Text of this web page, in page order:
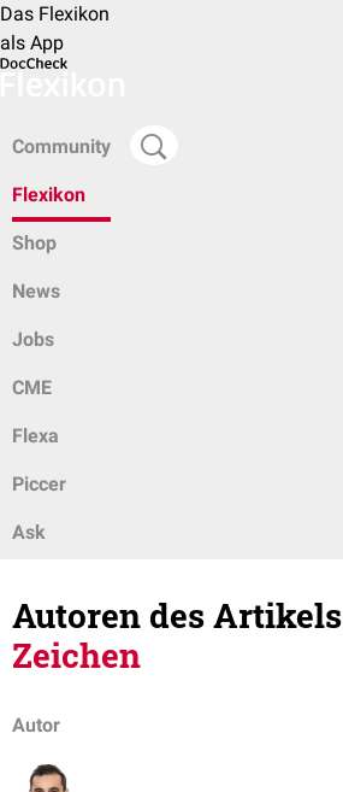
Das Flexikon
als App
Community
Flexikon
Shop
News
Jobs
CME
Flexa
Piccer
Ask
Autoren des Artikels
Zeichen
Autor